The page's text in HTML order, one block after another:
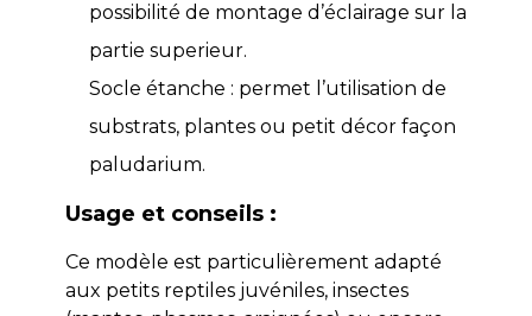
possibilité de montage d’éclairage sur la
partie superieur.
Socle étanche : permet l’utilisation de
substrats, plantes ou petit décor façon
paludarium.
Usage et conseils :
Ce modèle est particulièrement adapté
aux petits reptiles juvéniles, insectes